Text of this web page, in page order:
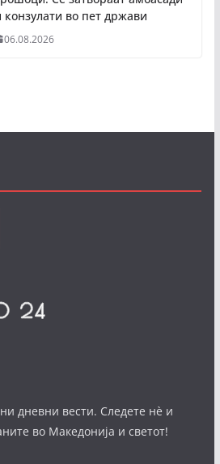
конзулати во пет држави
06.08.2026
дневни вести. Следете нè и
во Македонија и светот!